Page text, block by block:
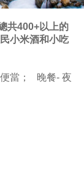
共400+以上的
小米酒和小吃
當； 晚餐- 夜